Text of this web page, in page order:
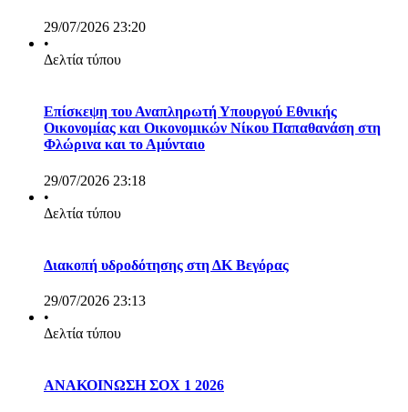
29/07/2026 23:20
•
Δελτία τύπου
Επίσκεψη του Αναπληρωτή Υπουργού Εθνικής
Οικονομίας και Οικονομικών Νίκου Παπαθανάση στη
Φλώρινα και το Αμύνταιο
29/07/2026 23:18
•
Δελτία τύπου
Διακοπή υδροδότησης στη ΔΚ Βεγόρας
29/07/2026 23:13
•
Δελτία τύπου
ΑΝΑΚΟΙΝΩΣΗ ΣΟΧ 1 2026